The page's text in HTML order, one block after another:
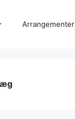
Arrangementer